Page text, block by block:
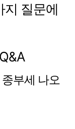
지 질문에
부세 나오